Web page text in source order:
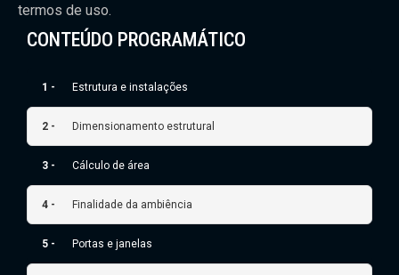
termos de uso.
CONTEÚDO PROGRAMÁTICO
1 - Estrutura e instalações
2 - Dimensionamento estrutural
3 - Cálculo de área
4 - Finalidade da ambiência
5 - Portas e janelas